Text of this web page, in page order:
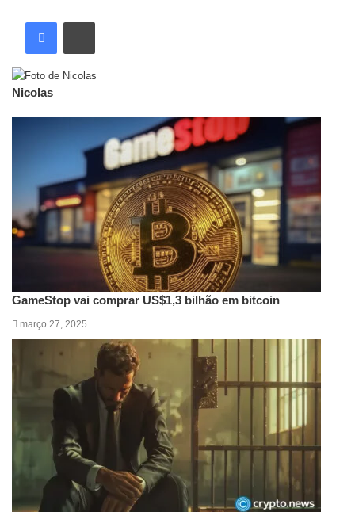
Nicolas
GameStop vai comprar US$1,3 bilhão em bitcoin
março 27, 2025